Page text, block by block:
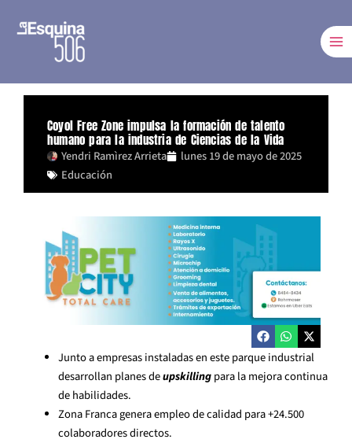
Coyol Free Zone impulsa la formación de talento
humano para la industria de Ciencias de la Vida
Yendri Ramìrez Arrieta
lunes 19 de mayo de 2025
Educación
Junto a empresas instaladas en este parque industrial
desarrollan planes deupskillingpara la mejora continua
de habilidades.
Zona Franca genera empleo de calidad para +24.500
colaboradores directos.